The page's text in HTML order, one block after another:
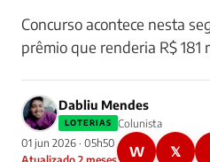
Concurso acontece nesta
prêmio que renderia R$ 181
Dabliu Mendes
LOTERIAS
Colunista
01 jun 2026 · 05h50
W 𝕏